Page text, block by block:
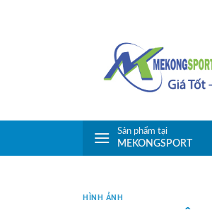
Sản phẩm tại
MEKONGSPORT
HÌNH ẢNH